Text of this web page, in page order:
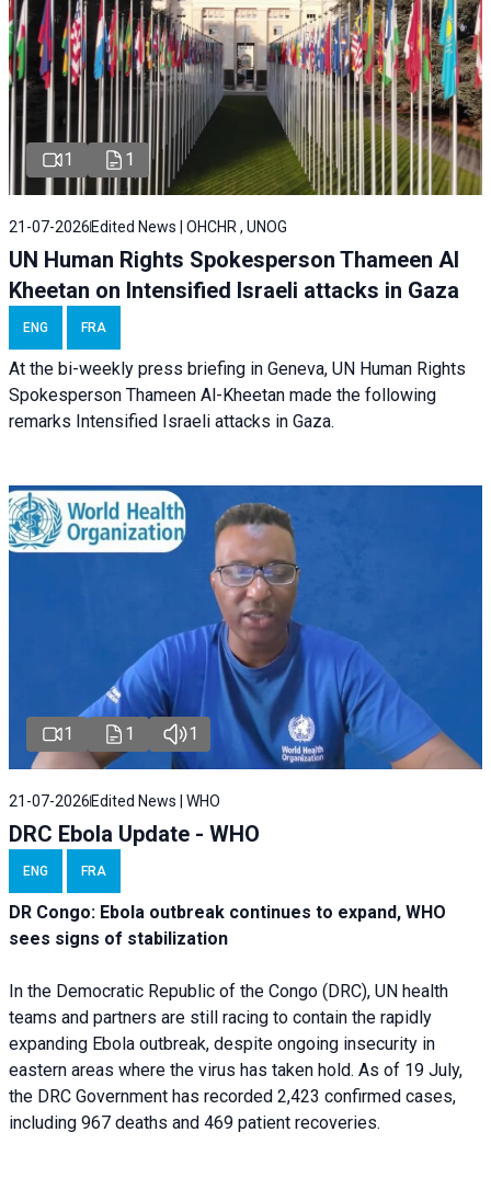
1 1
21-07-2026 Edited News | OHCHR , UNOG
UN Human Rights Spokesperson Thameen Al
Kheetan on Intensified Israeli attacks in Gaza
ENG FRA
At the bi-weekly press briefing in Geneva, UN Human Rights
Spokesperson Thameen Al-Kheetan made the following
remarks Intensified Israeli attacks in Gaza.
1 1 1
21-07-2026 Edited News | WHO
DRC Ebola Update - WHO
ENG FRA
DR Congo: Ebola outbreak continues to expand, WHO
sees signs of stabilization
In the Democratic Republic of the Congo (DRC), UN health
teams and partners are still racing to contain the rapidly
expanding Ebola outbreak, despite ongoing insecurity in
eastern areas where the virus has taken hold. As of 19 July,
the DRC Government has recorded 2,423 confirmed cases,
including 967 deaths and 469 patient recoveries.